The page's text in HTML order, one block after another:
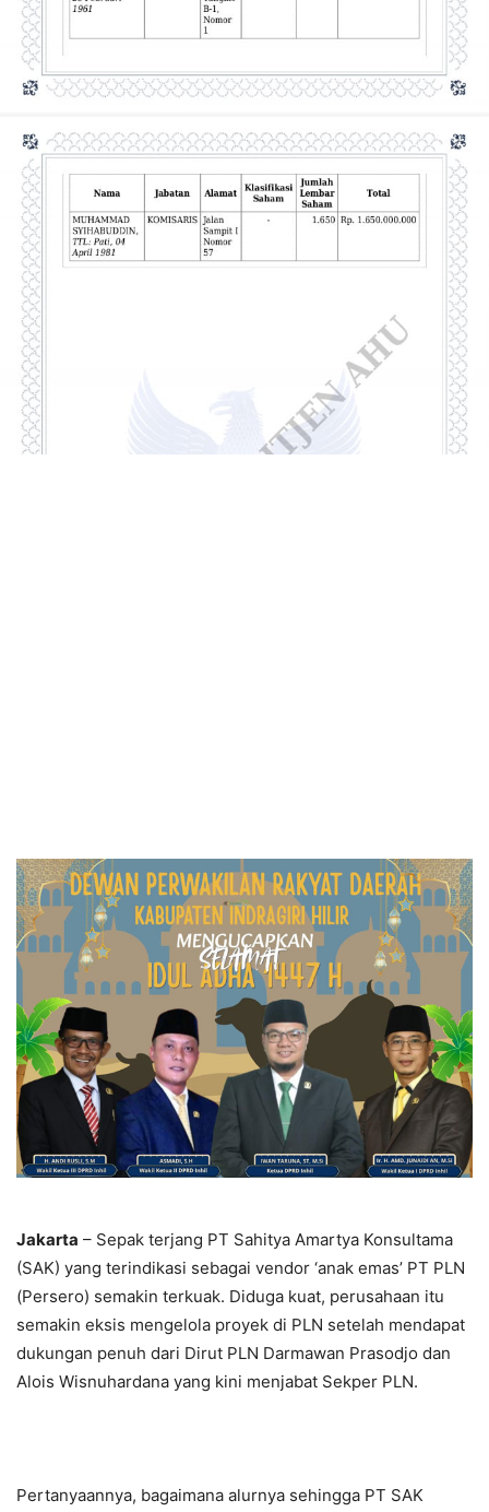
Jakarta – Sepak terjang PT Sahitya Amartya Konsultama
(SAK) yang terindikasi sebagai vendor ‘anak emas’ PT PLN
(Persero) semakin terkuak. Diduga kuat, perusahaan itu
semakin eksis mengelola proyek di PLN setelah mendapat
dukungan penuh dari Dirut PLN Darmawan Prasodjo dan
Alois Wisnuhardana yang kini menjabat Sekper PLN.
Pertanyaannya, bagaimana alurnya sehingga PT SAK